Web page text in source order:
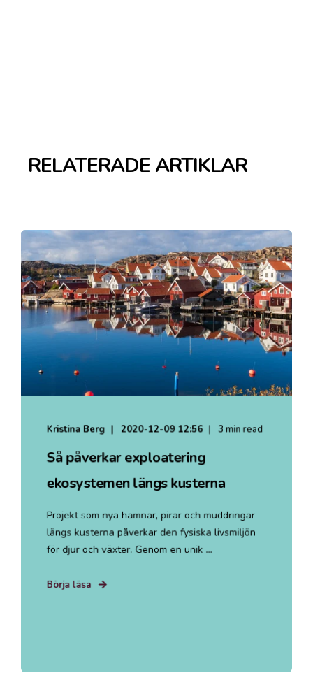
RELATERADE ARTIKLAR
Kristina Berg 2020-12-09 12:56 3 min read
Så påverkar exploatering
ekosystemen längs kusterna
Projekt som nya hamnar, pirar och muddringar
längs kusterna påverkar den fysiska livsmiljön
för djur och växter. Genom en unik ...
Börja läsa